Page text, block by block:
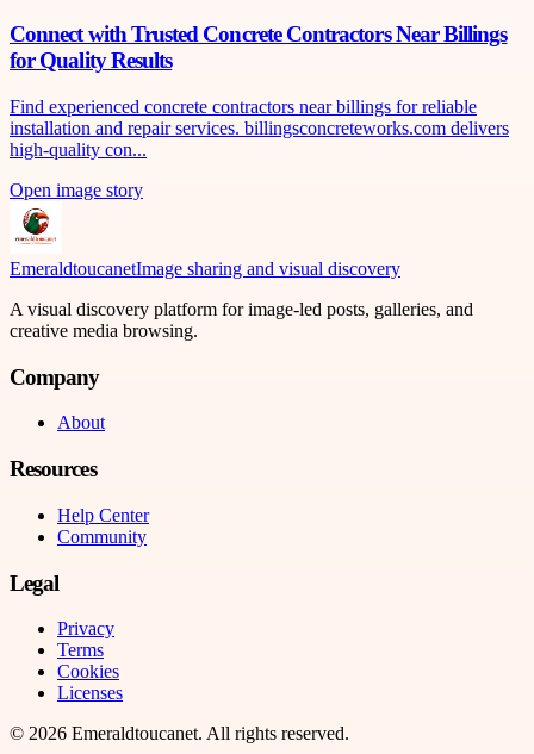
Connect with Trusted Concrete Contractors Near Billings
for Quality Results
Find experienced concrete contractors near billings for reliable
installation and repair services. billingsconcreteworks.com delivers
high-quality con...
Open image story
EmeraldtoucanetImage sharing and visual discovery
A visual discovery platform for image-led posts, galleries, and
creative media browsing.
Company
About
Resources
Help Center
Community
Legal
Privacy
Terms
Cookies
Licenses
© 2026 Emeraldtoucanet. All rights reserved.